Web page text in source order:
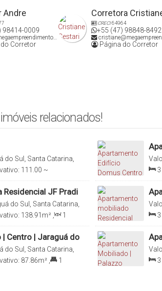
até R$ 650mil.
Andre
98414-0009
Corretor
Corretora
CRECI64964
+55 (47) 98848-8492
Página do Corretor
relacionados!
do Sul, Santa Catarina,
111 .00 ~
3
JF Pradi
do Sul, Santa Catarina,
138.91 m²
1
3
Centro | Jaraguá do
do Sul, Santa Catarina,
87 .86m²
1
3